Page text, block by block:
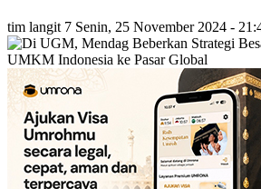
tim langit 7 Senin, 25 November 2024 -